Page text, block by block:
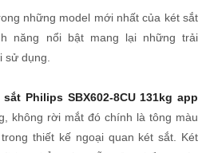
những model mới nhất của két sắt
năng nổi bật mang lại những trải
sử dụng.
sắt Philips SBX602-8CU 131kg app
không rời mắt đó chính là tông màu
thiết kế ngoại quan két sắt. Két